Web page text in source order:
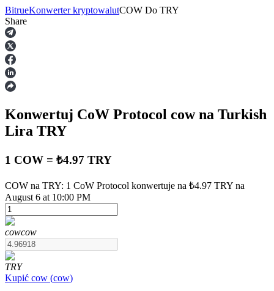
Kontrakty terminowe
Kontrakty terminowe na USDT
Kontrakty futures wykorzystujące USDT jako zabezpieczenie
BitrueKonwerter kryptowalutCOW Do TRY
Share
Konwertuj CoW Protocol cowna Turkish
Lira TRY
1 COW = ₺4.97 TRY
COW na TRY: 1 CoW Protocol konwertuje na ₺4.97 TRY na
August 6 at 10:00 PM
cowcow
TRY
Kupić cow (cow)